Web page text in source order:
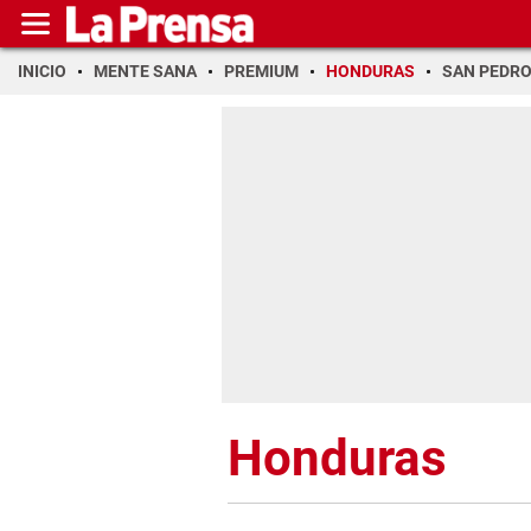
INICIO MENTE SANA PREMIUM HONDURAS SAN PEDRO
Honduras